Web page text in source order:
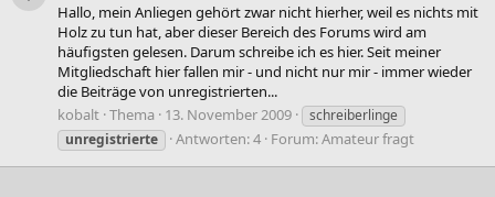
Hallo, mein Anliegen gehört zwar nicht hierher, weil es nichts mit
Holz zu tun hat, aber dieser Bereich des Forums wird am
häufigsten gelesen. Darum schreibe ich es hier. Seit meiner
Mitgliedschaft hier fallen mir - und nicht nur mir - immer wieder
die Beiträge von unregistrierten...
kobalt Thema 13. November 2009
schreiberlinge
unregistrierte
Antworten: 4 Forum:Amateur fragt